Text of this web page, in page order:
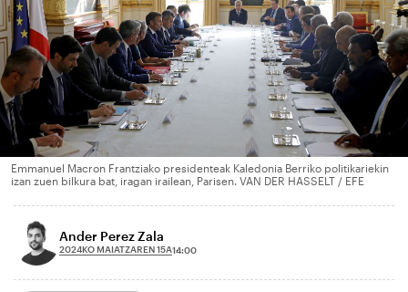
Emmanuel Macron Frantziako presidenteak Kaledonia Berriko politikariekin
izan zuen bilkura bat, iragan irailean, Parisen. VAN DER HASSELT / EFE
Ander Perez Zala
2024KO MAIATZAREN 15A14:00